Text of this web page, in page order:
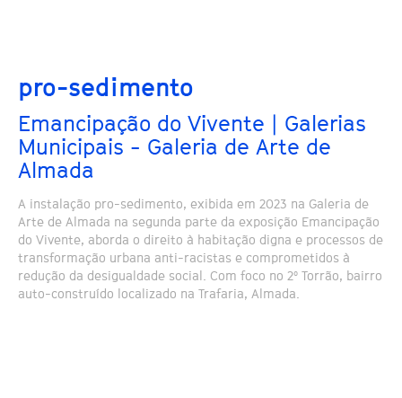
pro-sedimento
Emancipação do Vivente | Galerias
Municipais - Galeria de Arte de
Almada
A instalação pro-sedimento, exibida em 2023 na Galeria de
Arte de Almada na segunda parte da exposição Emancipação
do Vivente, aborda o direito à habitação digna e processos de
transformação urbana anti-racistas e comprometidos à
redução da desigualdade social. Com foco no 2º Torrão, bairro
auto-construído localizado na Trafaria, Almada.